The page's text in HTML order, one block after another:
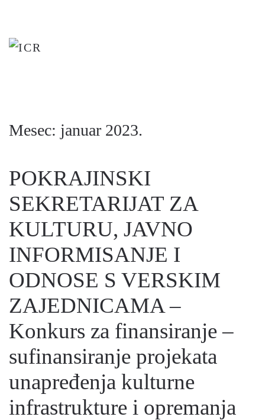
to
Mesec: januar 2023.
POKRAJINSKI
SEKRETARIJAT ZA
KULTURU, JAVNO
INFORMISANJE I
ODNOSE S VERSKIM
ZAJEDNICAMA –
Konkurs za finansiranje –
sufinansiranje projekata
unapređenja kulturne
infrastrukture i opremanja